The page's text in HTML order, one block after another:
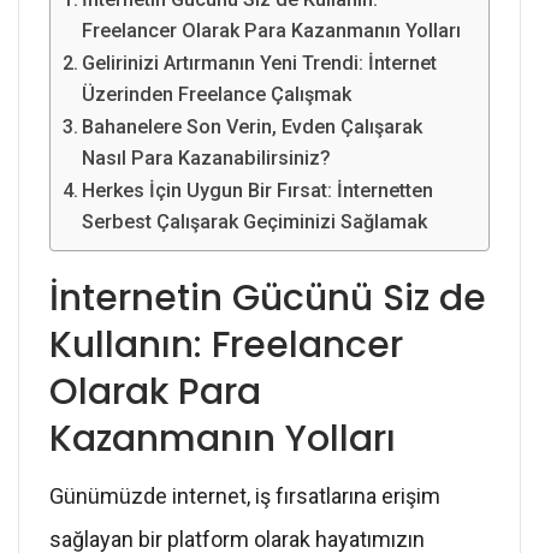
Freelancer Olarak Para Kazanmanın Yolları
Gelirinizi Artırmanın Yeni Trendi: İnternet
Üzerinden Freelance Çalışmak
Bahanelere Son Verin, Evden Çalışarak
Nasıl Para Kazanabilirsiniz?
Herkes İçin Uygun Bir Fırsat: İnternetten
Serbest Çalışarak Geçiminizi Sağlamak
İnternetin Gücünü Siz de
Kullanın: Freelancer
Olarak Para
Kazanmanın Yolları
Günümüzde internet, iş fırsatlarına erişim
sağlayan bir platform olarak hayatımızın